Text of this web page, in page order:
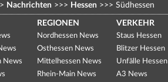
Nachrichten >>> Hessen >>> Südhessen
News
REGIONEN
Nordhessen News
Osthessen News
Mittelhessen News
Rhein-Main News
VERKEHR
Staus Hessen
Blitzer Hessen
Unfälle Hessen
A3 News